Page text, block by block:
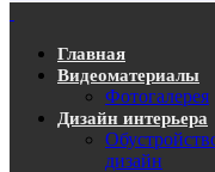
Главная
Видеоматериалы
Фотогалерея
Дизайн интерьера
дизайн